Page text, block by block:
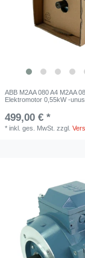
ABB M2AA 080 A4 M2AA
Elektromotor 0,55kW -
499,00 € *
*inkl. ges. MwSt. zzgl.